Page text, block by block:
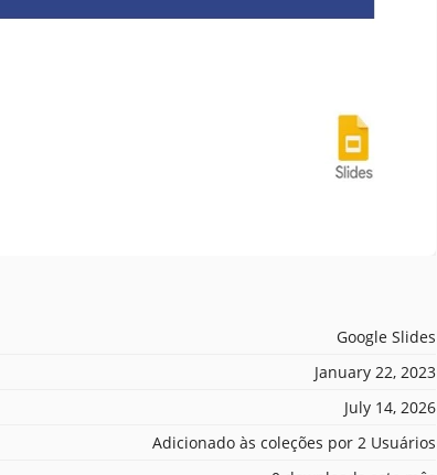
Google Slides
January 22, 2023
July 14, 2026
Adicionado às coleções por 2 Usuários